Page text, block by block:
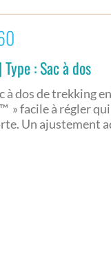
| Type : Sac à dos
à dos de trekking
» facile à régler
Un ajustement